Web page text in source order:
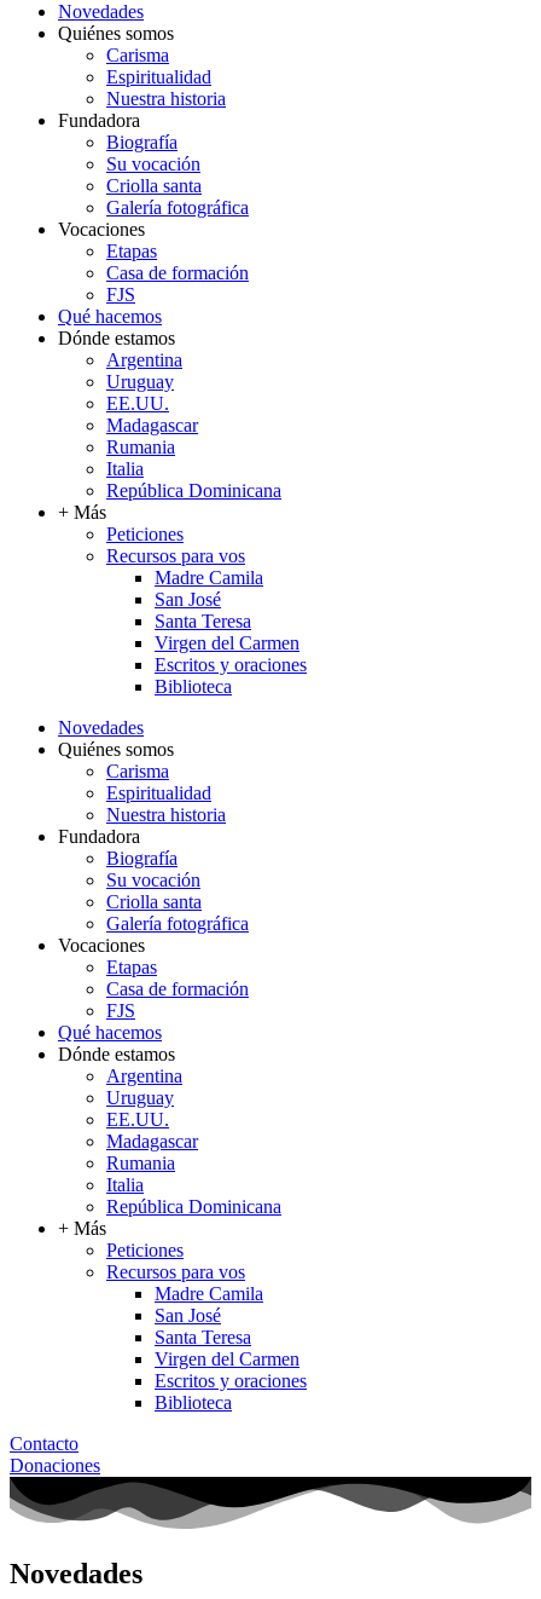
Novedades
Quiénes somos
Carisma
Espiritualidad
Nuestra historia
Fundadora
Biografía
Su vocación
Criolla santa
Galería fotográfica
Vocaciones
Etapas
Casa de formación
FJS
Qué hacemos
Dónde estamos
Argentina
Uruguay
EE.UU.
Madagascar
Rumania
Italia
República Dominicana
+ Más
Peticiones
Recursos para vos
Madre Camila
San José
Santa Teresa
Virgen del Carmen
Escritos y oraciones
Biblioteca
Novedades
Quiénes somos
Carisma
Espiritualidad
Nuestra historia
Fundadora
Biografía
Su vocación
Criolla santa
Galería fotográfica
Vocaciones
Etapas
Casa de formación
FJS
Qué hacemos
Dónde estamos
Argentina
Uruguay
EE.UU.
Madagascar
Rumania
Italia
República Dominicana
+ Más
Peticiones
Recursos para vos
Madre Camila
San José
Santa Teresa
Virgen del Carmen
Escritos y oraciones
Biblioteca
Contacto
Donaciones
Novedades